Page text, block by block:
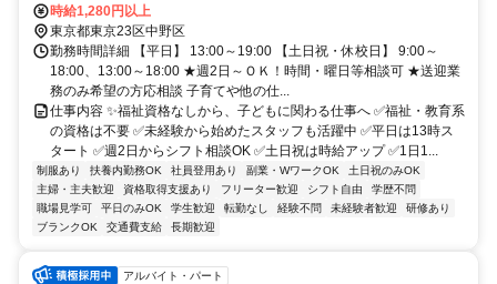
時給1,280円以上
東京都東京23区中野区
勤務時間詳細 【平日】 13:00～19:00 【土日祝・休校日】 9:00～
18:00、13:00～18:00 ★週2日～ＯＫ！時間・曜日等相談可 ★送迎業
務のみ希望の方応相談 子育てや他の仕...
仕事内容 ✨福祉資格なしから、子どもに関わる仕事へ ✅福祉・教育系
の資格は不要 ✅未経験から始めたスタッフも活躍中 ✅平日は13時ス
タート ✅週2日からシフト相談OK ✅土日祝は時給アップ ✅1日1...
制服あり 扶養内勤務OK 社員登用あり 副業・WワークOK
土日祝のみOK
主婦・主夫歓迎
資格取得支援あり フリーター歓迎 シフト自由
学歴不問
職場見学可
平日のみOK 学生歓迎 転勤なし 経験不問 未経験者歓迎
研修あり
ブランクOK
交通費支給 長期歓迎
アルバイト・パート